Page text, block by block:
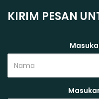
KIRIM PESAN